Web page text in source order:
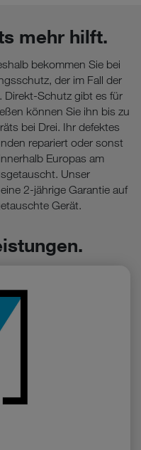
mehr hilft.
bekommen Sie bei
der im Fall der
Direkt-Schutz gibt es für
können Sie ihn bis zu
bei Drei. Ihr defektes
repariert oder sonst
Europas am
Unser
2-jährige Garantie auf
Gerät.